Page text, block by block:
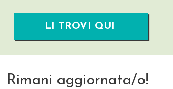
LI TROVI QUI
Rimani aggiornata/o!